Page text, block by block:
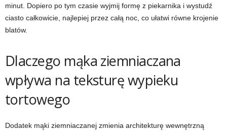
minut. Dopiero po tym czasie wyjmij formę z piekarnika i wystudź
ciasto całkowicie, najlepiej przez całą noc, co ułatwi równe krojenie
blatów.
Dlaczego mąka ziemniaczana
wpływa na teksturę wypieku
tortowego
Dodatek mąki ziemniaczanej zmienia architekturę wewnętrzną